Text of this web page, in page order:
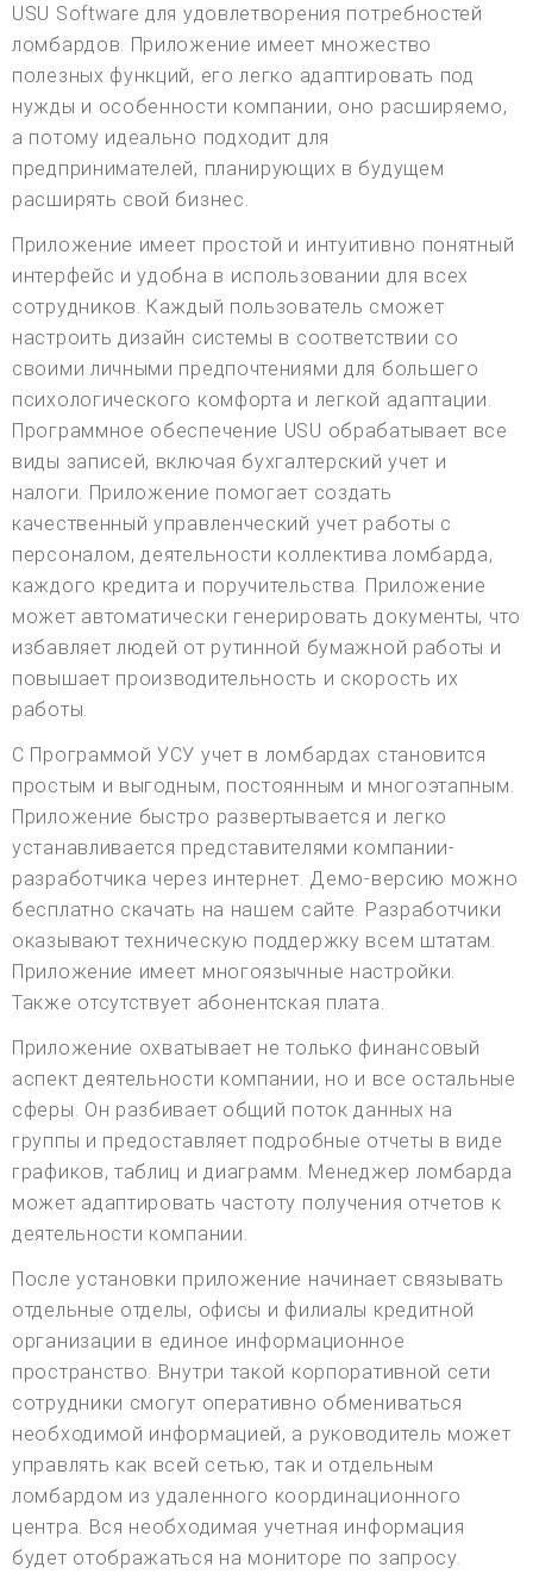
USU Software для удовлетворения потребностей
ломбардов. Приложение имеет множество
полезных функций, его легко адаптировать под
нужды и особенности компании, оно расширяемо,
а потому идеально подходит для
предпринимателей, планирующих в будущем
расширять свой бизнес.
Приложение имеет простой и интуитивно понятный
интерфейс и удобна в использовании для всех
сотрудников. Каждый пользователь сможет
настроить дизайн системы в соответствии со
своими личными предпочтениями для большего
психологического комфорта и легкой адаптации.
Программное обеспечение USU обрабатывает все
виды записей, включая бухгалтерский учет и
налоги. Приложение помогает создать
качественный управленческий учет работы с
персоналом, деятельности коллектива ломбарда,
каждого кредита и поручительства. Приложение
может автоматически генерировать документы, что
избавляет людей от рутинной бумажной работы и
повышает производительность и скорость их
работы.
С Программой УСУ учет в ломбардах становится
простым и выгодным, постоянным и многоэтапным.
Приложение быстро развертывается и легко
устанавливается представителями компании-
разработчика через интернет. Демо-версию можно
бесплатно скачать на нашем сайте. Разработчики
оказывают техническую поддержку всем штатам.
Приложение имеет многоязычные настройки.
Также отсутствует абонентская плата.
Приложение охватывает не только финансовый
аспект деятельности компании, но и все остальные
сферы. Он разбивает общий поток данных на
группы и предоставляет подробные отчеты в виде
графиков, таблиц и диаграмм. Менеджер ломбарда
может адаптировать частоту получения отчетов к
деятельности компании.
После установки приложение начинает связывать
отдельные отделы, офисы и филиалы кредитной
организации в единое информационное
пространство. Внутри такой корпоративной сети
сотрудники смогут оперативно обмениваться
необходимой информацией, а руководитель может
управлять как всей сетью, так и отдельным
ломбардом из удаленного координационного
центра. Вся необходимая учетная информация
будет отображаться на мониторе по запросу.